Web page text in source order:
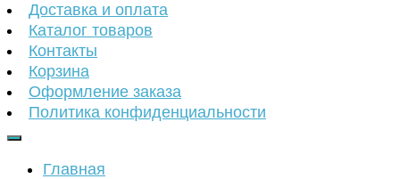
Доставка и оплата
Каталог товаров
Контакты
Корзина
Оформление заказа
Политика конфиденциальности
Главная